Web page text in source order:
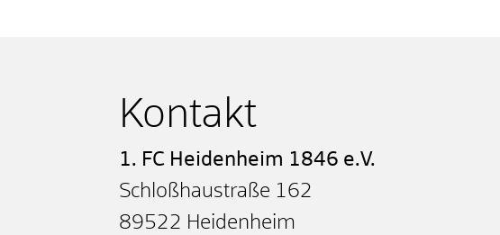
Kontakt
1. FC Heidenheim 1846 e.V.
Schloßhaustraße 162
89522 Heidenheim